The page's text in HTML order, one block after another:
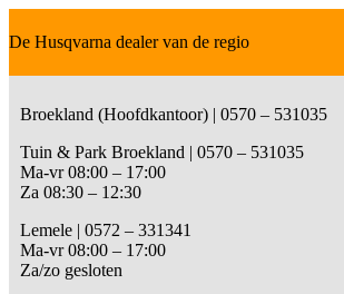
De Husqvarna dealer van de regio
Broekland (Hoofdkantoor) | 0570 – 531035
Tuin & Park Broekland | 0570 – 531035
Ma-vr 08:00 – 17:00
Za 08:30 – 12:30
Lemele | 0572 – 331341
Ma-vr 08:00 – 17:00
Za/zo gesloten